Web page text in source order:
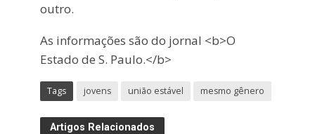
outro.
As informações são do jornal <b>O
Estado de S. Paulo.</b>
Tags jovens união estável mesmo gênero
Artigos Relacionados